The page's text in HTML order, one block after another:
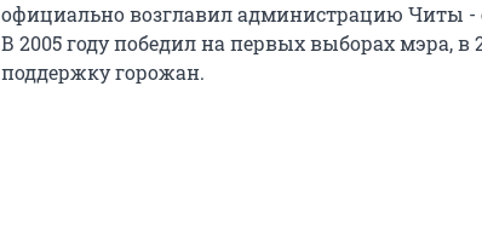
официально возглавил администрацию Читы -
В 2005 году победил на первых выборах мэра, в
поддержку горожан.